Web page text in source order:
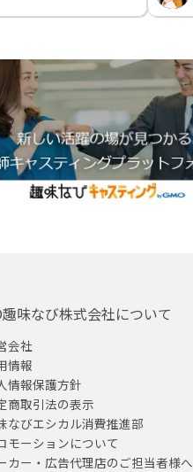
味なび株式会社について
会社
情報
情報保護方針
商取引法の表示
なびエシカル消費推進部
モーションについて
カー・広告代理店のご担当者様へ